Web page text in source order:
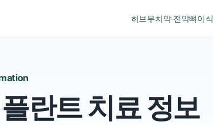
허브무치악·전악뼈이식
란트 치료 정보